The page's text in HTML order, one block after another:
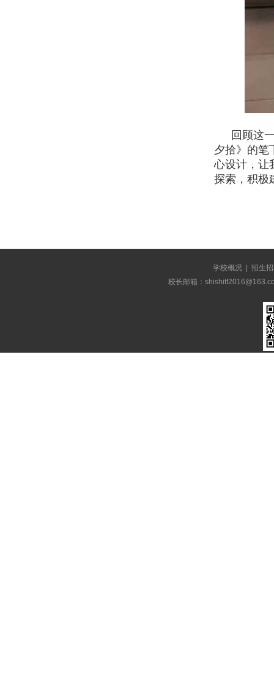
回顾这
夕拾》的笔
心设计，让
探索，积极
学校概况
招生
校长邮箱：